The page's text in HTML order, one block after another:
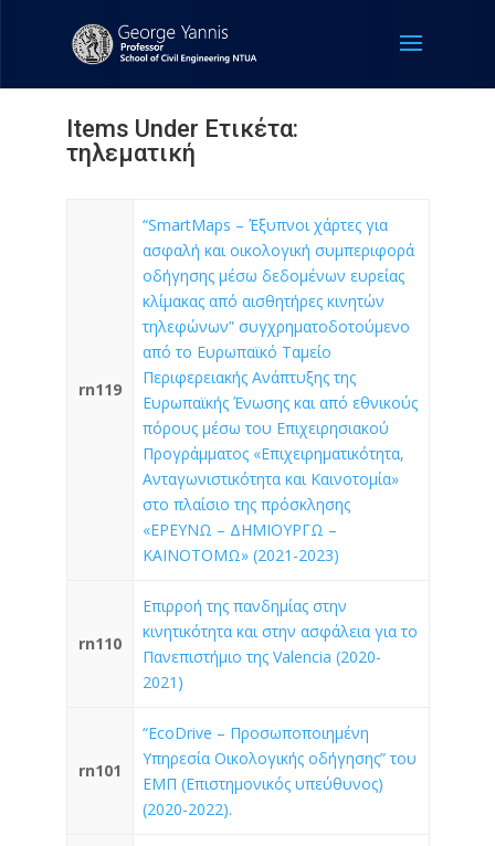
Items Under Ετικέτα:
τηλεματική
rn119
“SmartMaps – Έξυπνοι χάρτες για
ασφαλή και οικολογική συμπεριφορά
οδήγησης μέσω δεδομένων ευρείας
κλίμακας από αισθητήρες κινητών
τηλεφώνων” συγχρηματοδοτούμενο
από το Ευρωπαϊκό Ταμείο
Περιφερειακής Ανάπτυξης της
Ευρωπαϊκής Ένωσης και από εθνικούς
πόρους μέσω του Επιχειρησιακού
Προγράμματος «Επιχειρηματικότητα,
Ανταγωνιστικότητα και Καινοτομία»
στο πλαίσιο της πρόσκλησης
«ΕΡΕΥΝΩ – ΔΗΜΙΟΥΡΓΩ –
ΚΑΙΝΟΤΟΜΩ» (2021-2023)
rn110
Επιρροή της πανδημίας στην
κινητικότητα και στην ασφάλεια για το
Πανεπιστήμιο της Valencia (2020-
2021)
rn101
“EcoDrive – Προσωποποιημένη
Υπηρεσία Οικολογικής οδήγησης” του
ΕΜΠ (Επιστημονικός υπεύθυνος)
(2020-2022).